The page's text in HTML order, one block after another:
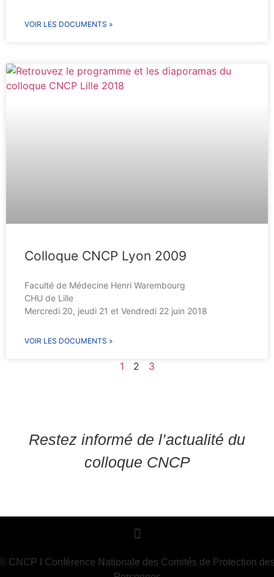
VOIR LES DOCUMENTS »
Colloque CNCP Lyon 2009
Faculté de Médecine Henri Warembourg
CHU de Lille
Mercredi 20, jeudi 21 et Vendredi 22 juin 2018
VOIR LES DOCUMENTS »
1 2 3
Restez informé de l’actualité du
colloque CNCP
CNCP I Conférence Nationale des Comités de Protection